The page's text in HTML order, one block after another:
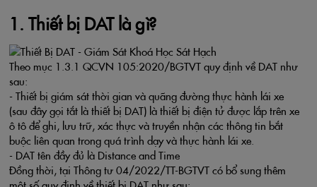
1. Thiết bị DAT là gì?
Theo mục 1.3.1 QCVN 105:2020/BGTVT quy định về DAT như
sau:
- Thiết bị giám sát thời gian và quãng đường thực hành lái xe
(sau đây gọi tắt là thiết bị DAT) là thiết bị điện tử được lắp trên xe
ô tô để ghi, lưu trữ, xác thực và truyền nhận các thông tin bắt
buộc liên quan trong quá trình dạy và thực hành lái xe.
- DAT tên đầy đủ là Distance and Time
Đồng thời, tại Thông tư 04/2022/TT-BGTVT có bổ sung thêm